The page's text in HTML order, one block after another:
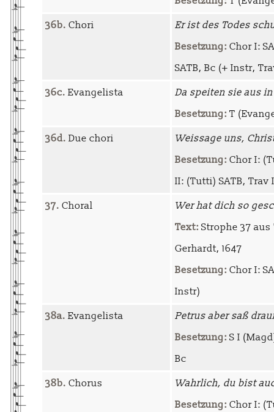
36b. Chori
Er ist des Todes
Besetzung: Chor I:
SATB, Bc (+ Instr,
36c. Evangelista
Da speiten sie aus
Besetzung: T
36d. Due chori
Weissage uns,
Besetzung: Chor I:
II: (Tutti) SATB, Trav
37. Choral
Wer hat dich so
Text: Strophe 37
Gerhardt, 1647
Besetzung: Chor I:
Instr)
38a. Evangelista
Petrus aber saß
Besetzung: S I
Bc
38b. Chorus
Wahrlich, du bist
Besetzung: Chor I: